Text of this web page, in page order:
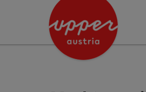
Accesskey
Accesskey